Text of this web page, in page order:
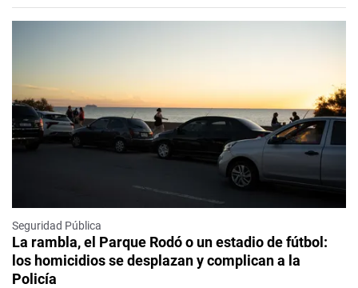
Seguridad Pública
La rambla, el Parque Rodó o un estadio de fútbol:
los homicidios se desplazan y complican a la
Policía